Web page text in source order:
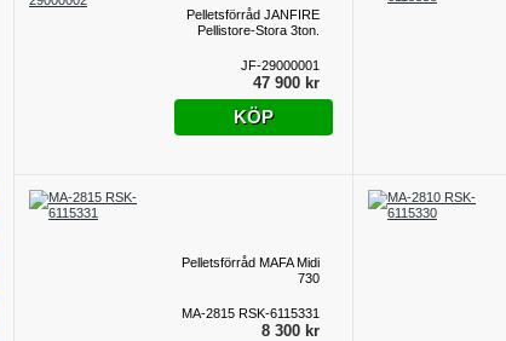
Pelletsförråd JANFIRE
Pellistore-Stora 3ton.
JF-29000001
47 900 kr
KÖP
Pelletsförråd MAFA Midi
730
MA-2815 RSK-6115331
8 300 kr